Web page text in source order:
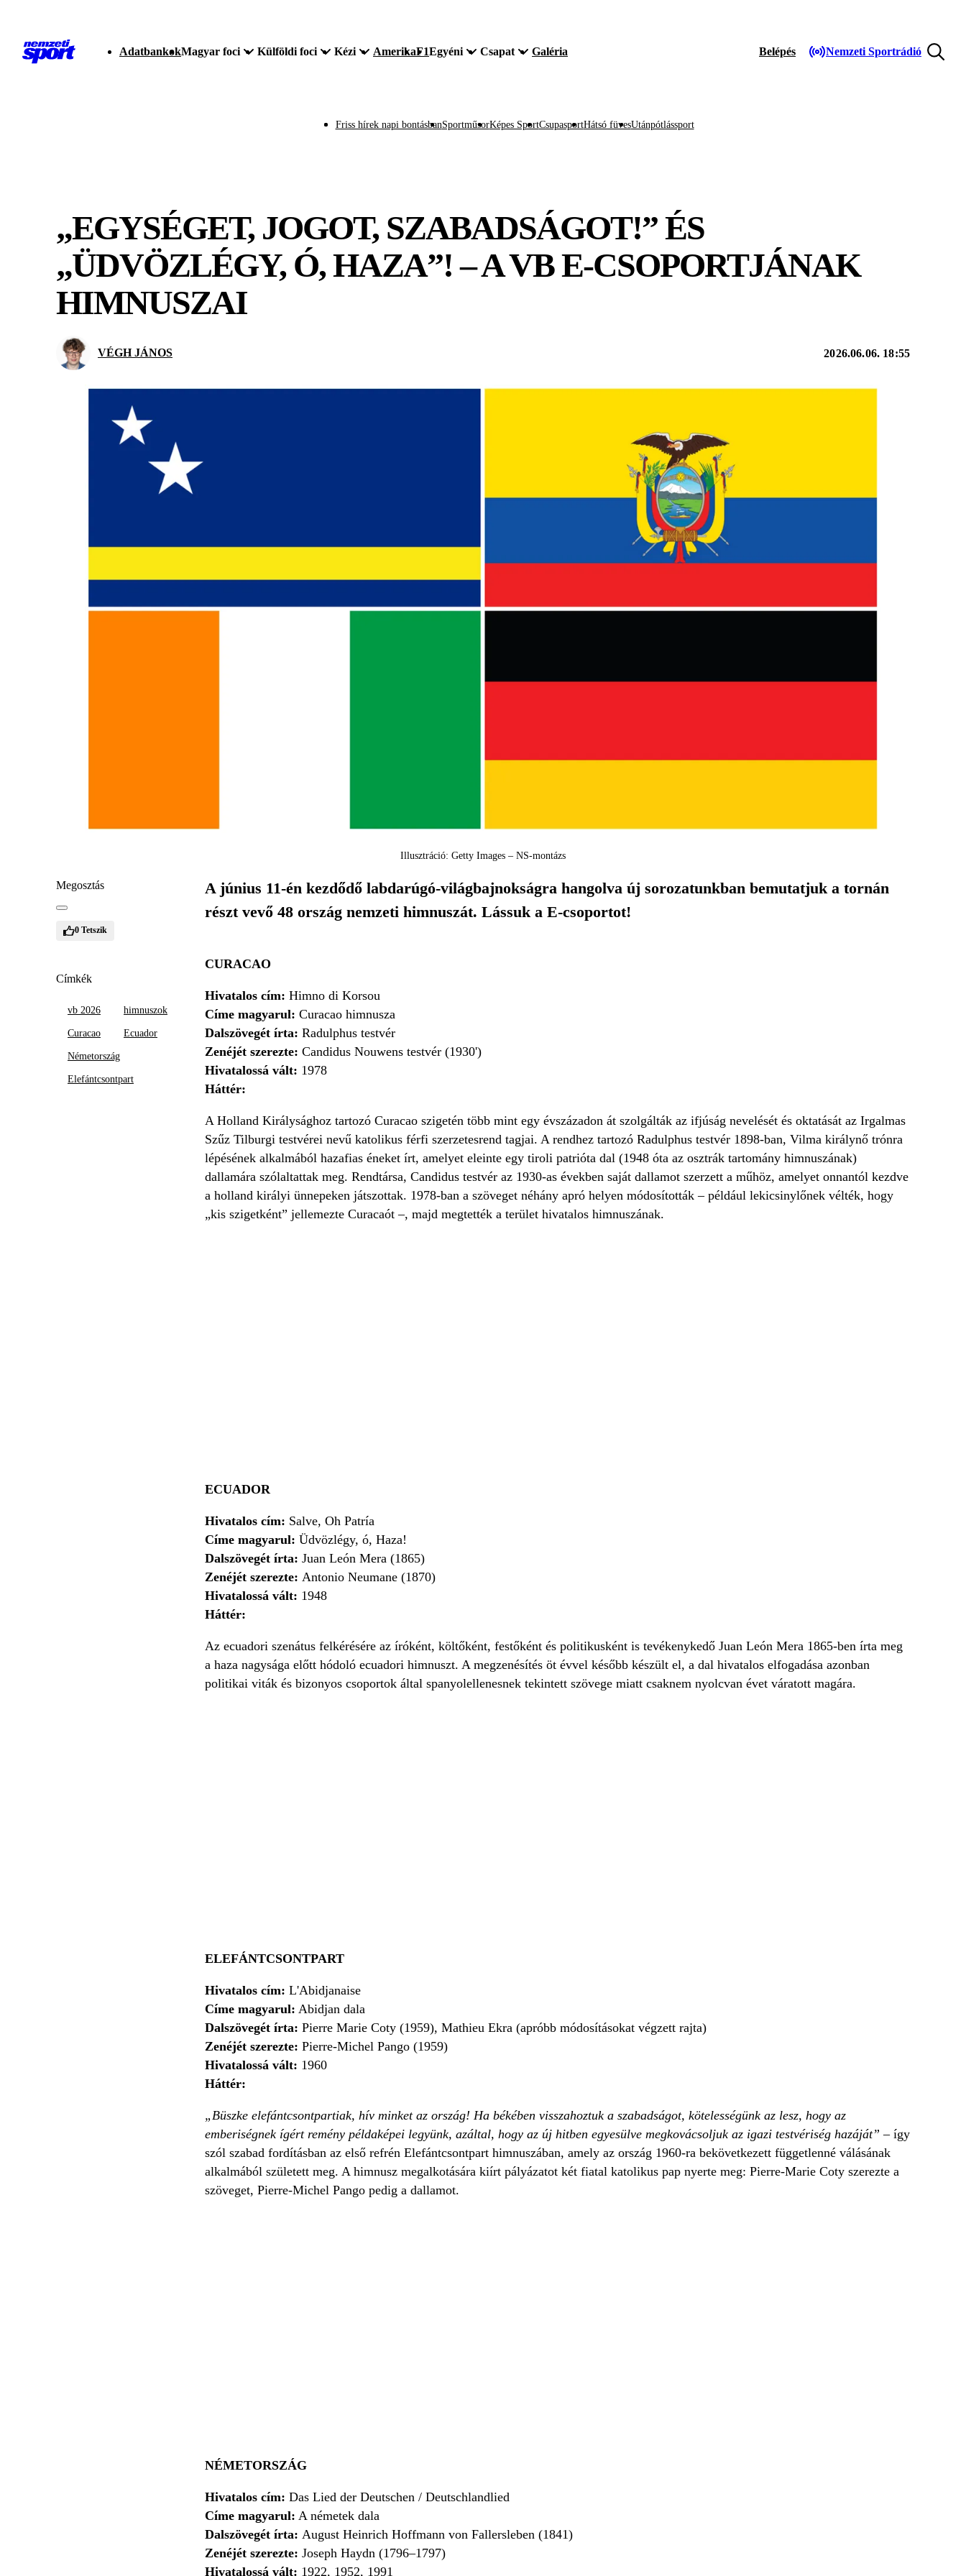
AdatbankokMagyar foci Külföldi foci Kézi AmerikaF1Egyéni Csapat Galéria Belépés Nemzeti Sportrádió
Friss hírek napi bontásbanSportműsorKépes SportCsupasportHátsó füvesUtánpótlássport
„EGYSÉGET, JOGOT, SZABADSÁGOT!” ÉS
„ÜDVÖZLÉGY, Ó, HAZA”! – A VB E-CSOPORTJÁNAK
HIMNUSZAI
VÉGH JÁNOS 2026.06.06. 18:55
Illusztráció: Getty Images – NS-montázs
Megosztás
0 Tetszik
Címkék
vb 2026 himnuszok
Curacao Ecuador
Németország
Elefántcsontpart
A június 11-én kezdődő labdarúgó-világbajnokságra hangolva új sorozatunkban bemutatjuk a tornán
részt vevő 48 ország nemzeti himnuszát. Lássuk a E-csoportot!
CURACAO
Hivatalos cím: Himno di Korsou
Címe magyarul: Curacao himnusza
Dalszövegét írta: Radulphus testvér
Zenéjét szerezte: Candidus Nouwens testvér (1930')
Hivatalossá vált: 1978
Háttér:
A Holland Királysághoz tartozó Curacao szigetén több mint egy évszázadon át szolgálták az ifjúság nevelését és oktatását az Irgalmas
Szűz Tilburgi testvérei nevű katolikus férfi szerzetesrend tagjai. A rendhez tartozó Radulphus testvér 1898-ban, Vilma királynő trónra
lépésének alkalmából hazafias éneket írt, amelyet eleinte egy tiroli patrióta dal (1948 óta az osztrák tartomány himnuszának)
dallamára szólaltattak meg. Rendtársa, Candidus testvér az 1930-as években saját dallamot szerzett a műhöz, amelyet onnantól kezdve
a holland királyi ünnepeken játszottak. 1978-ban a szöveget néhány apró helyen módosították – például lekicsinylőnek vélték, hogy
„kis szigetként” jellemezte Curacaót –, majd megtették a terület hivatalos himnuszának.
ECUADOR
Hivatalos cím: Salve, Oh Patría
Címe magyarul: Üdvözlégy, ó, Haza!
Dalszövegét írta: Juan León Mera (1865)
Zenéjét szerezte: Antonio Neumane (1870)
Hivatalossá vált: 1948
Háttér:
Az ecuadori szenátus felkérésére az íróként, költőként, festőként és politikusként is tevékenykedő Juan León Mera 1865-ben írta meg
a haza nagysága előtt hódoló ecuadori himnuszt. A megzenésítés öt évvel később készült el, a dal hivatalos elfogadása azonban
politikai viták és bizonyos csoportok által spanyolellenesnek tekintett szövege miatt csaknem nyolcvan évet váratott magára.
ELEFÁNTCSONTPART
Hivatalos cím: L'Abidjanaise
Címe magyarul: Abidjan dala
Dalszövegét írta: Pierre Marie Coty (1959), Mathieu Ekra (apróbb módosításokat végzett rajta)
Zenéjét szerezte: Pierre-Michel Pango (1959)
Hivatalossá vált: 1960
Háttér:
„Büszke elefántcsontpartiak, hív minket az ország! Ha békében visszahoztuk a szabadságot, kötelességünk az lesz, hogy az
emberiségnek ígért remény példaképei legyünk, azáltal, hogy az új hitben egyesülve megkovácsoljuk az igazi testvériség hazáját”– így
szól szabad fordításban az első refrén Elefántcsontpart himnuszában, amely az ország 1960-ra bekövetkezett függetlenné válásának
alkalmából született meg. A himnusz megalkotására kiírt pályázatot két fiatal katolikus pap nyerte meg: Pierre-Marie Coty szerezte a
szöveget, Pierre-Michel Pango pedig a dallamot.
NÉMETORSZÁG
Hivatalos cím: Das Lied der Deutschen / Deutschlandlied
Címe magyarul: A németek dala
Dalszövegét írta: August Heinrich Hoffmann von Fallersleben (1841)
Zenéjét szerezte: Joseph Haydn (1796–1797)
Hivatalossá vált: 1922, 1952, 1991